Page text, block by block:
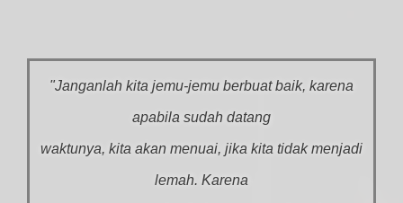
"Janganlah kita jemu-jemu berbuat baik, karena
apabila sudah datang
waktunya, kita akan menuai, jika kita tidak menjadi
lemah. Karena